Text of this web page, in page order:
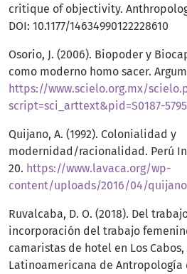
critique of objectivity.
DOI: 10.1177/14634990122228610
Osorio, J. (2006). Biopoder y
como moderno homo sacer.
https://www.scielo.org.mx/
script=sci_arttext&pid=S0187-
Quijano, A. (1992). Colonialidad y
modernidad/racionalidad. Perú
20. https://www.lavaca.org/wp-
content/uploads/2016/04/
Ruvalcaba, D. O. (2018). Del
incorporación del trabajo
camaristas de hotel en Los
Latinoamericana de Antropología